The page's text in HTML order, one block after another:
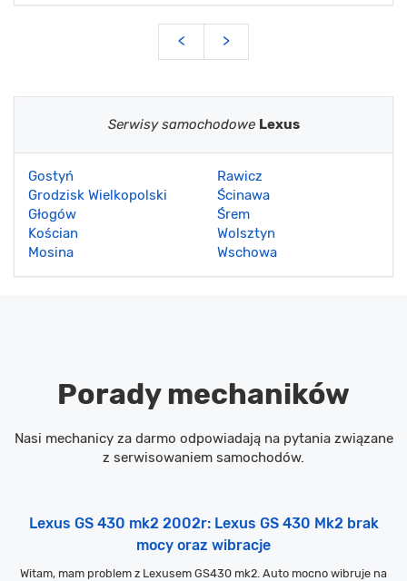
< >
Serwisy samochodowe Lexus
Gostyń
Grodzisk Wielkopolski
Głogów
Kościan
Mosina
Rawicz
Ścinawa
Śrem
Wolsztyn
Wschowa
Porady mechaników
Nasi mechanicy za darmo odpowiadają na pytania związane
z serwisowaniem samochodów.
Lexus GS 430 mk2 2002r: Lexus GS 430 Mk2 brak
mocy oraz wibracje
Witam, mam problem z Lexusem GS430 mk2. Auto mocno wibruje na